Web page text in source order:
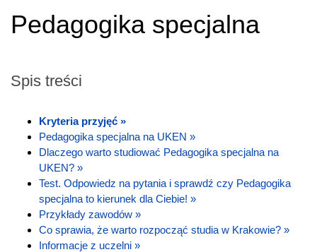
Pedagogika specjalna
Spis treści
Kryteria przyjęć »
Pedagogika specjalna na UKEN »
Dlaczego warto studiować Pedagogika specjalna na
UKEN? »
Test. Odpowiedz na pytania i sprawdź czy Pedagogika
specjalna to kierunek dla Ciebie! »
Przykłady zawodów »
Co sprawia, że warto rozpocząć studia w Krakowie? »
Informacje z uczelni »